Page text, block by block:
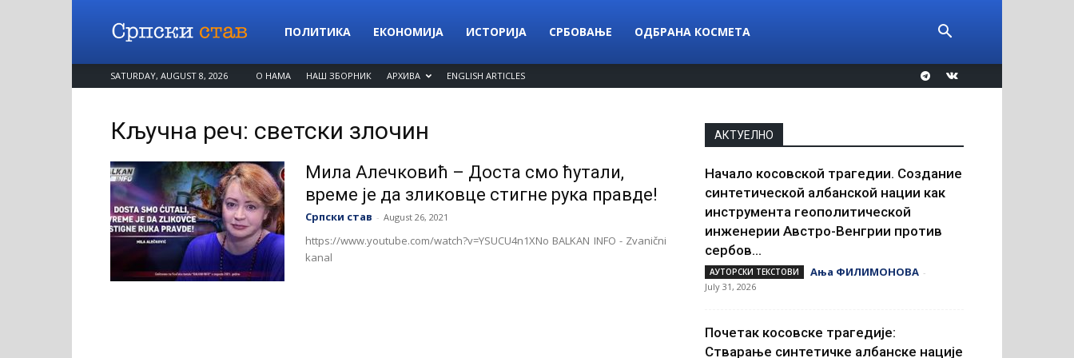
Српски
ПОЛИТИКА ЕКОНОМИЈА ИСТОРИЈА СРБОВАЊЕ ОДБРАНА КОСМЕТА
SATURDAY, AUGUST 8, 2026 О НАМА НАШ ЗБОРНИК АРХИВА ENGLISH ARTICLES
Кључна реч: светски злочин
Мила Алечковић – Доста смо ћутали,
време је да зликовце стигне рука правде!
Српски став - August 26, 2021
https://www.youtube.com/watch?v=YSUCU4n1XNo BALKAN INFO - Zvanični
kanal
АКТУЕЛНО
Начало косовской трагедии. Создание
синтетической албанской нации как
инструмента геополитической
инженерии Австро-Венгрии против
сербов...
АУТОРСКИ ТЕКСТОВИ Ања ФИЛИМОНОВА -
July 31, 2026
Почетак косовске трагедије:
Стварање синтетичке албанске нације